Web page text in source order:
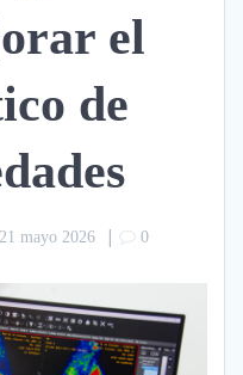
el
de
21 mayo 2026 | 0